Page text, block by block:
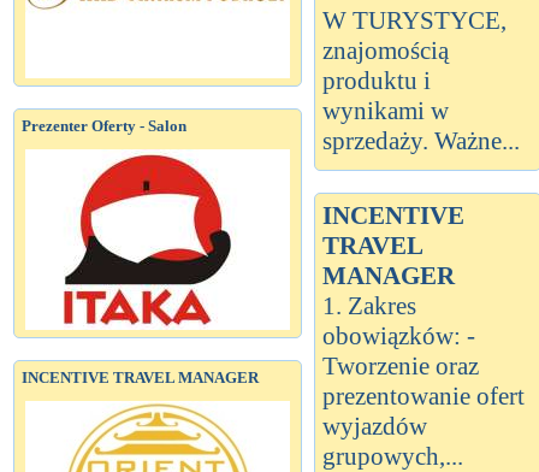
Prezenter Oferty - Salon
INCENTIVE TRAVEL MANAGER
W TURYSTYCE,
znajomością
produktu i
wynikami w
sprzedaży. Ważne...
INCENTIVE
TRAVEL
MANAGER
1. Zakres
obowiązków: -
Tworzenie oraz
prezentowanie ofert
wyjazdów
grupowych,...